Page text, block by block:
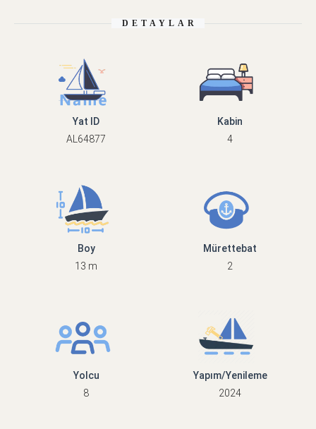
DETAYLAR
Yat ID
AL64877
Kabin
4
Boy
13 m
Mürettebat
2
Yolcu
8
Yapım/Yenileme
2024